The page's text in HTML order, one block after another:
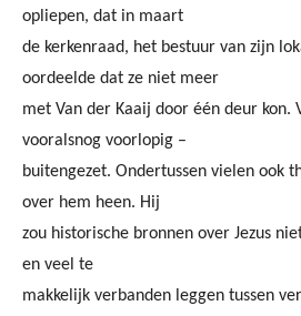
opliepen, dat in maart
de kerkenraad, het bestuur van zijn
oordeelde dat ze niet meer
met Van der Kaaij door één deur kon.
vooralsnog voorlopig –
buitengezet. Ondertussen vielen ook
over hem heen. Hij
zou historische bronnen over Jezus
en veel te
makkelijk verbanden leggen tussen